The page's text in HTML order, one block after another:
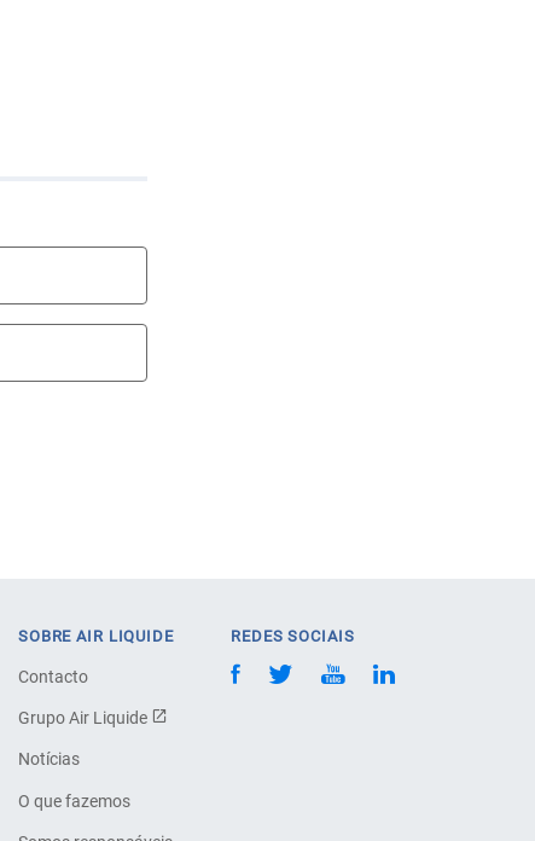
SOBRE AIR LIQUIDE
Contacto
Grupo Air Liquide
Notícias
O que fazemos
REDES SOCIAIS